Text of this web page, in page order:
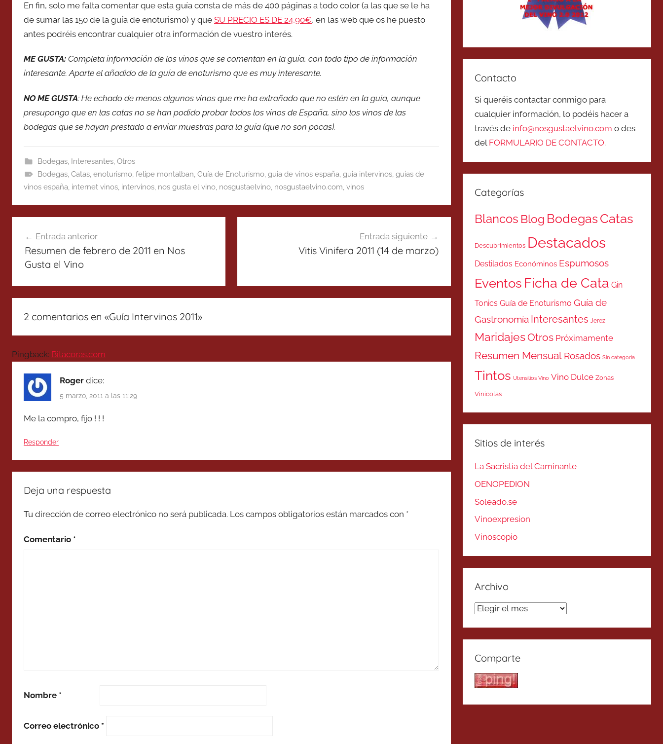
En fin, solo me falta comentar que esta guía consta de más de 400 páginas a todo color (a las que se le ha
de sumar las 150 de la guía de enoturismo) y que SU PRECIO ES DE 24,90€, en las web que os he puesto
antes podréis encontrar cualquier otra información de vuestro interés.
ME GUSTA: Completa información de los vinos que se comentan en la guía, con todo tipo de información
interesante. Aparte el añadido de la guía de enoturismo que es muy interesante.
NO ME GUSTA: He echado de menos algunos vinos que me ha extrañado que no estén en la guía, aunque
presupongo que en las catas no se han podido probar todos los vinos de España, sino los vinos de las
bodegas que se hayan prestado a enviar muestras para la guía (que no son pocas).
Bodegas, Interesantes, Otros
Bodegas, Catas, enoturismo, felipe montalban Guía de Enoturismo, guia de vinos españa guia intervinos, guias de
vinos españa internet vinos intervinos nos gusta el vino nosgustaelvino nosgustaelvino.com vinos
de
entradas
Entrada anterior
Resumen de febrero de 2011 en Nos
Gusta el Vino
Entrada siguiente
Vitis Vinifera 2011 (14 de marzo)
2 comentarios en «Guía Intervinos 2011»
Pingback: Bitacoras.com
Roger dice:
5 marzo, 2011 a las 11:29
Me la compro, fijo ! ! !
Responder
Deja una respuesta
Tu dirección de correo electrónico no será publicada. Los campos obligatorios están marcados con *
Comentario *
Nombre *
Correo electrónico *
Contacto
Si queréis contactar conmigo para
cualquier información, lo podéis hacer a
través de info@nosgustaelvino.com o des
del FORMULARIO DE CONTACTO.
Categorías
Blancos Blog BodegasCatas
Descubrimientos Destacados
Destilados Económinos Espumosos
Eventos Ficha de Cata Gin
Tonics Guía de Enoturismo Guía de
Gastronomía Interesantes Jerez
MaridajesOtros Próximamente
Resumen Mensual Rosados Sin categoría
Tintos Utensilios Vino Vino Dulce Zonas
Vinicolas
Sitios de interés
La Sacristía del Caminante
OENOPEDION
Soleado.se
Vinoexpresion
Vinoscopio
Archivo
Archivo
Comparte